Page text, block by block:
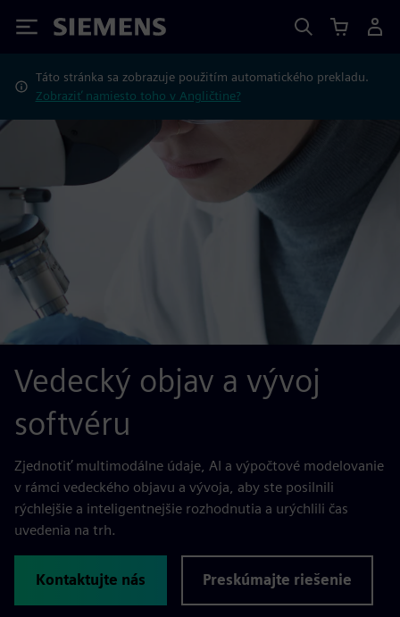
Siemens
Táto stránka sa zobrazuje použitím automatického prekladu.
Zobraziť namiesto toho v Angličtine?
Vedecký objav a vývoj
softvéru
Zjednotiť multimodálne údaje, AI a výpočtové modelovanie
v rámci vedeckého objavu a vývoja, aby ste posilnili
rýchlejšie a inteligentnejšie rozhodnutia a urýchlili čas
uvedenia na trh.
Kontaktujte nás Preskúmajte riešenie